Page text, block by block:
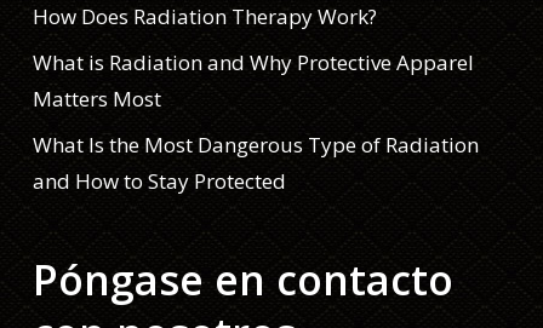
How Does Radiation Therapy Work?
What is Radiation and Why Protective Apparel
Matters Most
What Is the Most Dangerous Type of Radiation
and How to Stay Protected
Póngase en contacto